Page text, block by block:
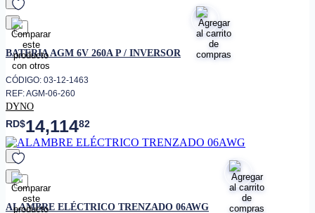
favorito
BATERIA AGM 6V 260A P / INVERSOR
CÓDIGO: 03-12-1463
REF: AGM-06-260
DYNO
RD$14,11482
favorito
ALAMBRE ELÉCTRICO TRENZADO 06AWG